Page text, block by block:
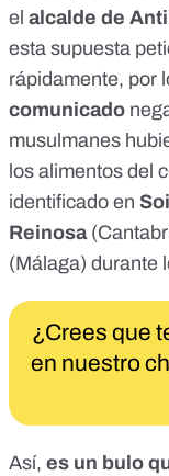
el alcalde de
esta supuesta
rápidamente, por
comunicado
musulmanes
los alimentos del
identificado en
Reinosa
(Málaga) durante
¿Crees que
en nuestro
Así, es un bulo